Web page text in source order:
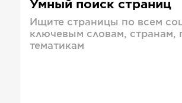
Умный поиск страниц
Ищите страницы по всем
ключевым словам, странам,
тематикам